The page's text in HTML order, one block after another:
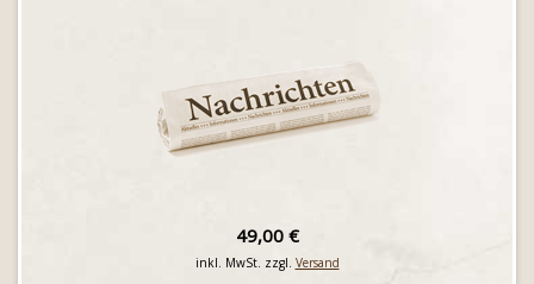
49,00 €
inkl. MwSt. zzgl. Versand